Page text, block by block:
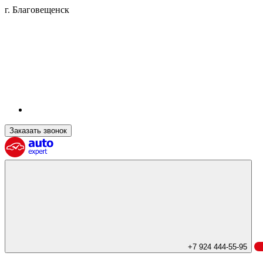
г. Благовещенск
Заказать звонок
+7 924 444-55-95